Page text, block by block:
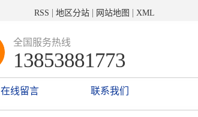
RSS | 地区分站 | 网站地图 | XML
全国服务热线
13853881773
在线留言 联系我们